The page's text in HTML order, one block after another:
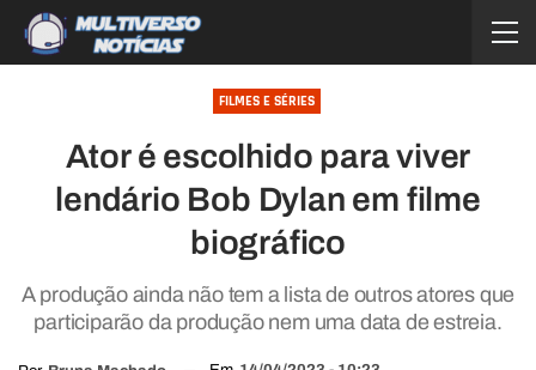
FILMES E SÉRIES
Ator é escolhido para viver
lendário Bob Dylan em filme
biográfico
A produção ainda não tem a lista de outros atores que
participarão da produção nem uma data de estreia.